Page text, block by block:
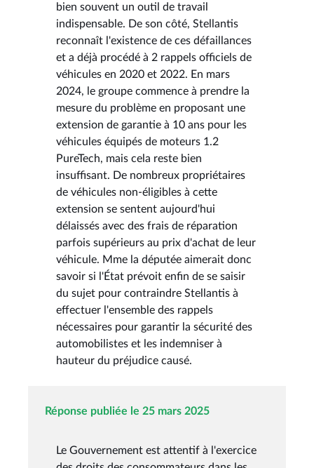
bien souvent un outil de travail
indispensable. De son côté, Stellantis
reconnaît l'existence de ces défaillances
et a déjà procédé à 2 rappels officiels de
véhicules en 2020 et 2022. En mars
2024, le groupe commence à prendre la
mesure du problème en proposant une
extension de garantie à 10 ans pour les
véhicules équipés de moteurs 1.2
PureTech, mais cela reste bien
insuffisant. De nombreux propriétaires
de véhicules non-éligibles à cette
extension se sentent aujourd'hui
délaissés avec des frais de réparation
parfois supérieurs au prix d'achat de leur
véhicule. Mme la députée aimerait donc
savoir si l'État prévoit enfin de se saisir
du sujet pour contraindre Stellantis à
effectuer l'ensemble des rappels
nécessaires pour garantir la sécurité des
automobilistes et les indemniser à
hauteur du préjudice causé.
Réponse publiée le 25 mars 2025
Le Gouvernement est attentif à l'exercice